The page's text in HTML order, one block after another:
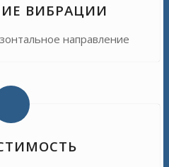
ВИБРАЦИИ
направление